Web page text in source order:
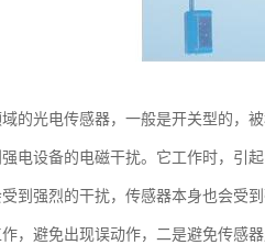
的光电传感器，一般是开关型的，
电设备的电磁干扰。它工作时，引
到强烈的干扰，传感器本身也会受
，避免出现误动作，二是避免传感器